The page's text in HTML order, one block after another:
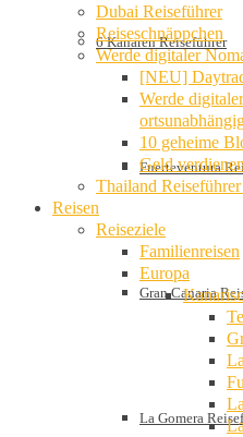
6 Kanaren Reiseführer
Fuerteventura
Gran Canaria
La Gomera
Dubai Reiseführer
Reiseschnäppchen
Werde digitaler
[NEU]
Werde
10 geheime
Geld
Thailand
Reisen
Reiseziele
Familienreisen
Europa